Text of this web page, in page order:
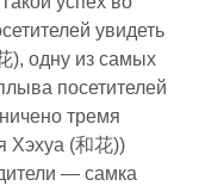
увидеть
), одну из самых
посетителей
тремя
Хэхуа (和花))
— самка